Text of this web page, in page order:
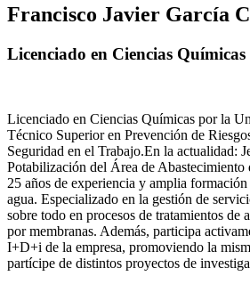
Francisco Javier García
Licenciado en Ciencias Químicas
Licenciado en Ciencias Químicas por la
Técnico Superior en Prevención de
Seguridad en el Trabajo.En la actualidad:
Potabilización del Área de
25 años de experiencia y amplia
agua. Especializado en la gestión de
sobre todo en procesos de tratamientos de
por membranas. Además, participa
I+D+i de la empresa, promoviendo la
partícipe de distintos proyectos de